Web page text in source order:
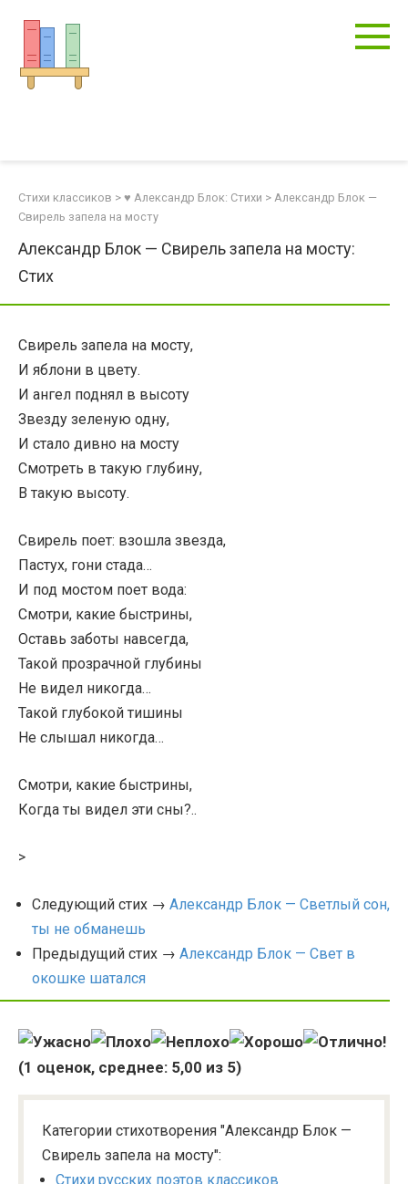
контенту
Стихи классиков > ♥ Александр Блок: Стихи > Александр Блок —
Свирель запела на мосту
Александр Блок — Свирель запела на мосту:
Стих
Свирель запела на мосту,
И яблони в цвету.
И ангел поднял в высоту
Звезду зеленую одну,
И стало дивно на мосту
Смотреть в такую глубину,
В такую высоту.
Свирель поет: взошла звезда,
Пастух, гони стада…
И под мостом поет вода:
Смотри, какие быстрины,
Оставь заботы навсегда,
Такой прозрачной глубины
Не видел никогда…
Такой глубокой тишины
Не слышал никогда…
Смотри, какие быстрины,
Когда ты видел эти сны?..
>
Следующий стих → Александр Блок — Светлый сон,
ты не обманешь
Предыдущий стих → Александр Блок — Свет в
окошке шатался
(1 оценок, среднее: 5,00 из 5)
Категории стихотворения "Александр Блок —
Свирель запела на мосту":
Стихи русских поэтов классиков